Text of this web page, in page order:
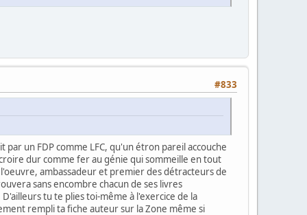
#833
un FDP comme LFC, qu'un étron pareil accouche
dur comme fer au génie qui sommeille en tout
ambassadeur et premier des détracteurs de
sans encombre chacun de ses livres
tu te plies toi-même à l'exercice de la
rempli ta fiche auteur sur la Zone même si